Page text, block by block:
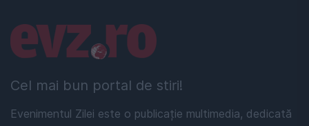
Cel mai bun portal de stiri!
Evenimentul Zilei este o publicație multimedia, dedicată
Linkuri utile